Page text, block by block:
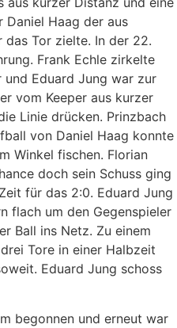
Daniel Haag der aus
das Tor zielte. In der 22.
Frank Echle zirkelte
und Eduard Jung war zur
vom Keeper aus kurzer
Linie drücken. Prinzbach
von Daniel Haag konnte
Winkel fischen. Florian
doch sein Schuss ging
für das 2:0. Eduard Jung
flach um den Gegenspieler
Ball ins Netz. Zu einem
Tore in einer Halbzeit
Eduard Jung schoss
begonnen und erneut war